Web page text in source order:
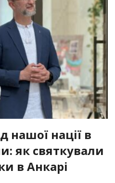
нашої нації в
як святкували
в Анкарі